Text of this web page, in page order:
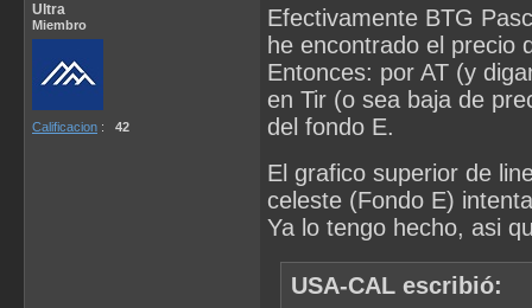
Ultra
Miembro
Calificacion : 42
Efectivamente BTG
he encontrado el precio
Entonces: por AT (y
en Tir (o sea baja de
del fondo E.
El grafico superior de
celeste (Fondo E)
Ya lo tengo hecho, asi
USA-CAL escribió: